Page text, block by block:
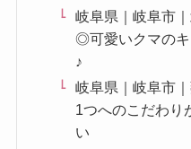
岐阜県｜岐阜市
◎可愛いクマのキ
♪
岐阜県｜岐阜市
1つへのこだわり
い